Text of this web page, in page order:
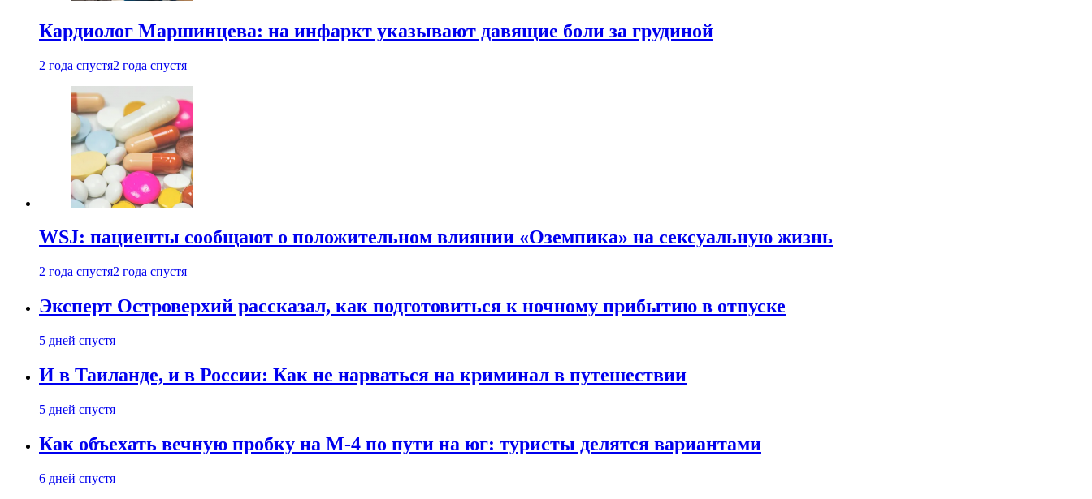
Кардиолог Маршинцева: на инфаркт указывают давящие боли за грудиной
2 года спустя2 года спустя
WSJ: пациенты сообщают о положительном влиянии «Оземпика» на сексуальную жизнь
2 года спустя2 года спустя
Эксперт Островерхий рассказал, как подготовиться к ночному прибытию в отпуске
5 дней спустя
И в Таиланде, и в России: Как не нарваться на криминал в путешествии
5 дней спустя
Как объехать вечную пробку на М-4 по пути на юг: туристы делятся вариантами
6 дней спустя